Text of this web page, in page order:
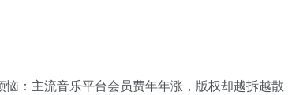
：主流音乐平台会员费年年涨，版权却越拆越